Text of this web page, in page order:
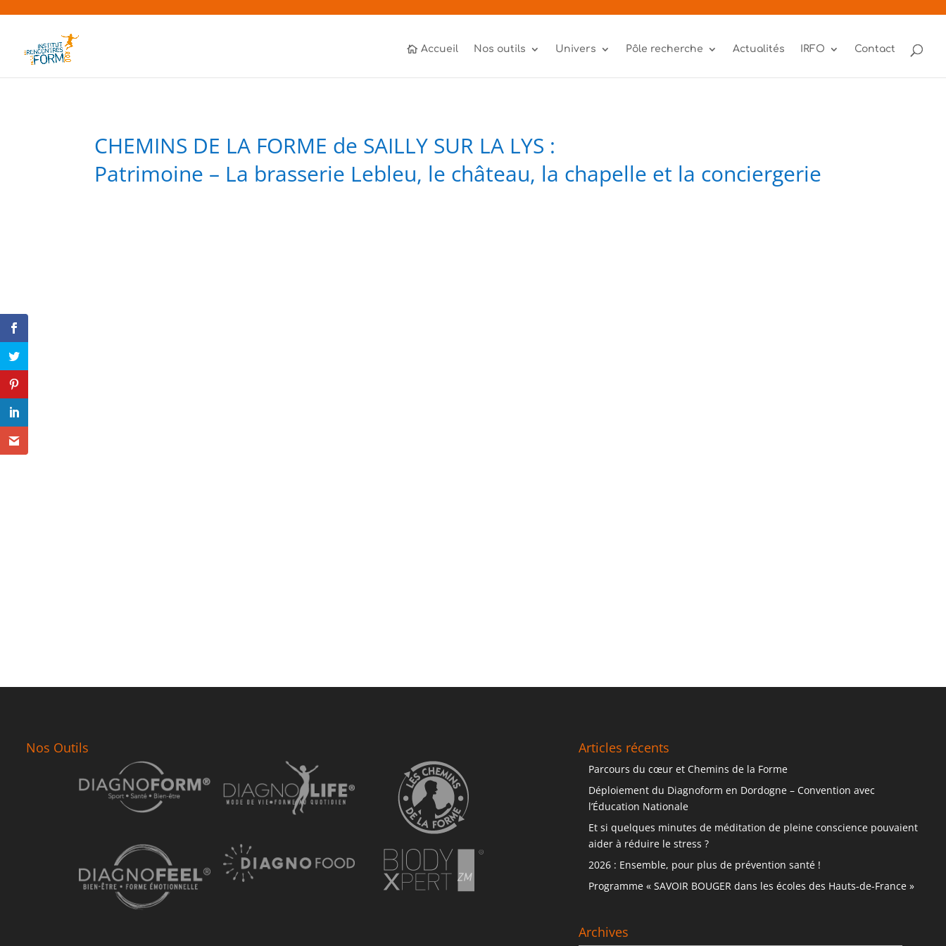
Accueil Nos outils Univers Pôle recherche Actualités IRFO Contact
CHEMINS DE LA FORME de SAILLY SUR LA LYS :
Patrimoine – La brasserie Lebleu, le château, la chapelle et la conciergerie
Nos Outils Articles récents
Parcours du cœur et Chemins de la Forme
Déploiement du Diagnoform en Dordogne – Convention avec
l’Éducation Nationale
Et si quelques minutes de méditation de pleine conscience pouvaient
aider à réduire le stress ?
2026 : Ensemble, pour plus de prévention santé !
Programme « SAVOIR BOUGER dans les écoles des Hauts-de-France »
Archives